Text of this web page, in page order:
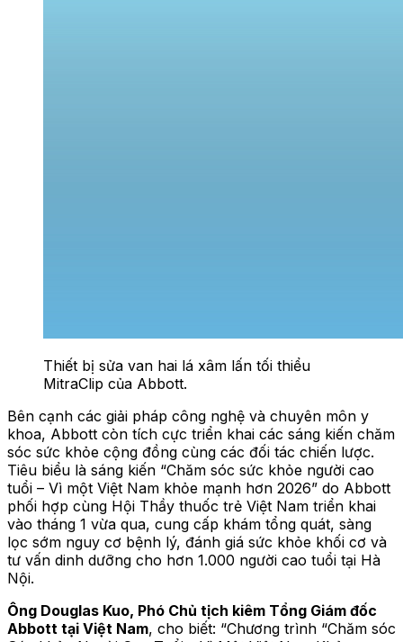
Thiết bị sửa van hai lá xâm lấn tối thiểu
MitraClip của Abbott.
Bên cạnh các giải pháp công nghệ và chuyên môn y
khoa, Abbott còn tích cực triển khai các sáng kiến chăm
sóc sức khỏe cộng đồng cùng các đối tác chiến lược.
Tiêu biểu là sáng kiến “Chăm sóc sức khỏe người cao
tuổi – Vì một Việt Nam khỏe mạnh hơn 2026” do Abbott
phối hợp cùng Hội Thầy thuốc trẻ Việt Nam triển khai
vào tháng 1 vừa qua, cung cấp khám tổng quát, sàng
lọc sớm nguy cơ bệnh lý, đánh giá sức khỏe khối cơ và
tư vấn dinh dưỡng cho hơn 1.000 người cao tuổi tại Hà
Nội.
Ông Douglas Kuo, Phó Chủ tịch kiêm Tổng Giám đốc
Abbott tại Việt Nam, cho biết: “Chương trình “Chăm sóc